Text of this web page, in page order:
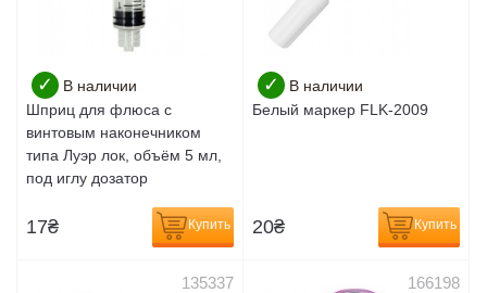
✓
В наличии
Шприц для флюса с
винтовым наконечником
типа Луэр лок, объём 5 мл,
под иглу дозатор
17₴ Купить
✓
В наличии
Белый маркер FLK-2009
20₴ Купить
135337 166198